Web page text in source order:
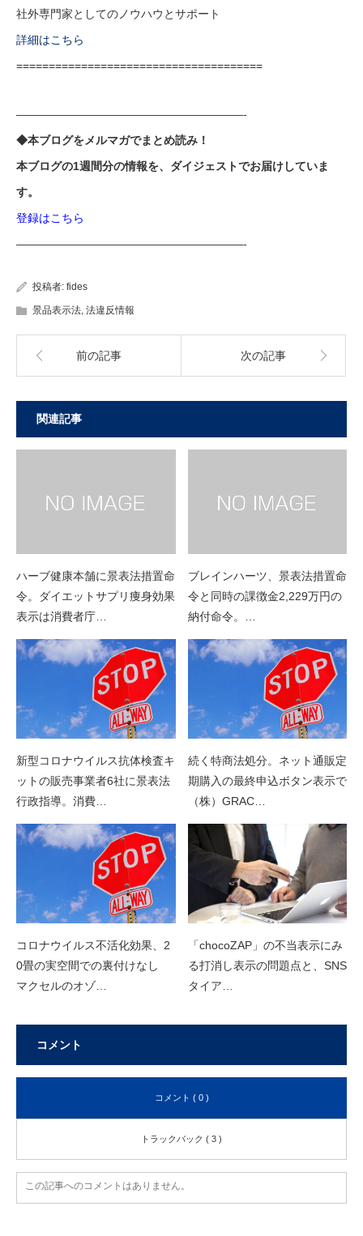
社外専門家としてのノウハウとサポート
詳細はこちら
======================================
————————————————————-
◆本ブログをメルマガでまとめ読み！
本ブログの1週間分の情報を、ダイジェストでお届けしていま
す。
登録はこちら
————————————————————-
投稿者: fides
景品表示法, 法違反情報
前の記事 次の記事
関連記事
ハーブ健康本舗に景表法措置命
令。ダイエットサプリ痩身効果
表示は消費者庁…
ブレインハーツ、景表法措置命
令と同時の課徴金2,229万円の
納付命令。…
新型コロナウイルス抗体検査キ
ットの販売事業者6社に景表法
行政指導。消費…
続く特商法処分。ネット通販定
期購入の最終申込ボタン表示で
（株）GRAC…
コロナウイルス不活化効果、2
0畳の実空間での裏付けなし
マクセルのオゾ…
「chocoZAP」の不当表示にみ
る打消し表示の問題点と、SNS
タイア…
コメント
コメント ( 0 )
トラックバック ( 3 )
この記事へのコメントはありません。